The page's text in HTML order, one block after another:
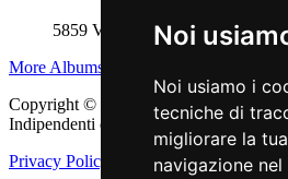
Noi
Noi usiamo i
tecniche di
migliorare la
navigazione
5859 Views
More Albums
Copyright © 2011 - 2026 adEIdJ -
Indipendenti di Jazz. All Rights
Privacy Policy
Cookie Policy